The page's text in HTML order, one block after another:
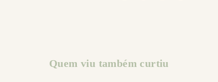
Quem viu também curtiu